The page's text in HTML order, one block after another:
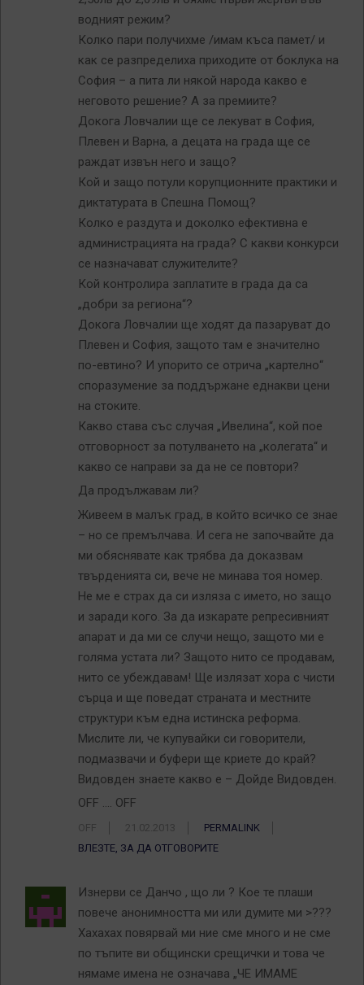
водният режим?
Колко пари получихме /имам къса памет/ и
как се разпределиха приходите от боклука на
София – а пита ли някой народа какво е
неговото решение? А за премиите?
Докога Ловчалии ще се лекуват в София,
Плевен и Варна, а децата на града ще се
раждат извън него и защо?
Кой и защо потули корупционните практики и
диктатурата в Спешна Помощ?
Колко е раздута и доколко ефективна е
администрацията на града? С какви конкурси
се назначават служителите?
Кой контролира заплатите в града да са
„добри за региона“?
Докога Ловчалии ще ходят да пазаруват до
Плевен и София, защото там е значително
по-евтино? И упорито се отрича „картелно“
споразумение за поддържане еднакви цени
на стоките.
Какво става със случая „Ивелина“, кой пое
отговорност за потулването на „колегата“ и
какво се направи за да не се повтори?
Да продължавам ли?
Живеем в малък град, в който всичко се знае
– но се премълчава. И сега не започвайте да
ми обяснявате как трябва да доказвам
твърденията си, вече не минава тоя номер.
Не ме е страх да си изляза с името, но защо
и заради кого. За да изкарате репресивният
апарат и да ми се случи нещо, защото ми е
голяма устата ли? Защото нито се продавам,
нито се убеждавам! Ще излязат хора с чисти
сърца и ще поведат страната и местните
структури към една истинска реформа.
Мислите ли, че купувайки си говорители,
подмазвачи и буфери ще криете до край?
Видовден знаете какво е – Дойде Видовден.
OFF …. OFF
OFF 21.02.2013
PERMALINK
ВЛЕЗТЕ, ЗА ДА ОТГОВОРИТЕ
Изнерви се Данчо , що ли ? Кое те плаши
повече анонимността ми или думите ми >???
Хахахах повярвай ми ние сме много и не сме
по тъпите ви общински срещички и това че
нямаме имена не означава „ЧЕ ИМАМЕ